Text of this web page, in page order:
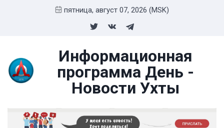
пятница, август 07, 2026 (MSK)
Информационная
программа День -
Новости Ухты